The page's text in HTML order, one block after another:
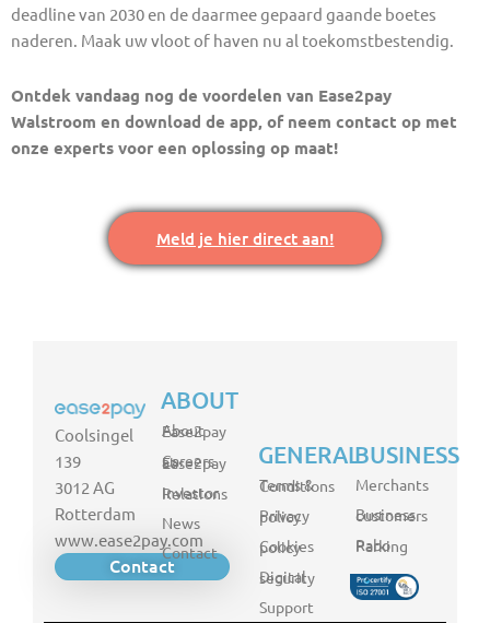
deadline van 2030 en de daarmee gepaard gaande boetes
naderen. Maak uw vloot of haven nu al toekomstbestendig.
Ontdek vandaag nog de voordelen van Ease2pay
Walstroom en download de app, of neem contact op met
onze experts voor een oplossing op maat!
Meld je hier direct aan!
Coolsingel
139
3012 AG
Rotterdam
www.ease2pay.com
Contact
ABOUT
About Ease2pay
Careers at Ease2pay
Investor Relations
News
Contact
GENERAL
Terms & Conditions
Privacy policy
Cookies policy
Digital security
Support
BUSINESS
Merchants
Business customers
Rabo Parking